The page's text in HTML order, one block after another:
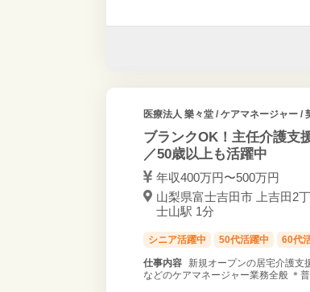
医療法人 樂々堂/ ケアマネージャー /
ブランクOK！主任介護支
／50歳以上も活躍中
年収400万円〜500万円
山梨県富士吉田市 上吉田2
士山駅 1分
シニア活躍中 50代活躍中 60代
仕事内容
新規オープンの居宅介護
などのケアマネージャー業務全般 ＊